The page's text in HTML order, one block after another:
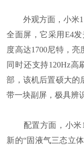
外观方面，小米11
全面屏，它采用E4
度高达1700尼特，亮
同时还支持120Hz高
部，该机后置硕大的
带一块副屏，极具辨
配置方面，小米
新的“固液气三态立